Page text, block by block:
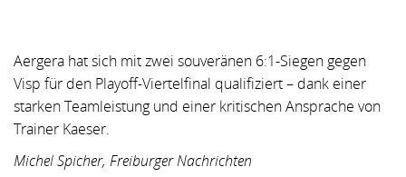
Aergera hat sich mit zwei souveränen 6:1-Siegen gegen
Visp für den Playoff-Viertelfinal qualifiziert – dank einer
starken Teamleistung und einer kritischen Ansprache von
Trainer Kaeser.
Michel Spicher, Freiburger Nachrichten